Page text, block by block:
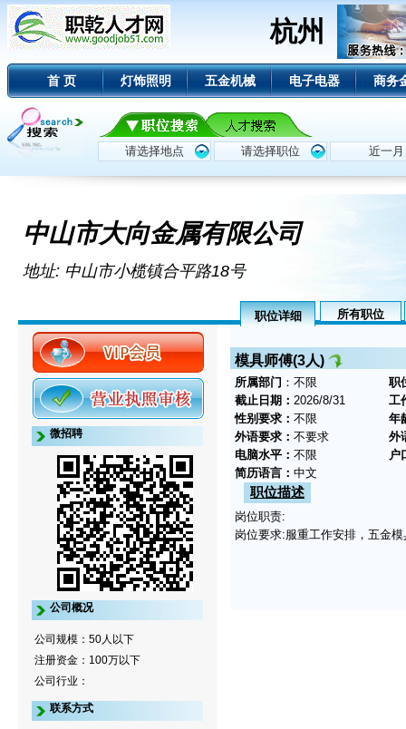
杭州
首 页 灯饰照明 五金机械 电子电器 商务
中山市大向金属有限公司
地址: 中山市小榄镇合平路18号
职位详细 所有职位
微招聘
公司概况
公司规模：50人以下
注册资金：100万以下
公司行业：
联系方式
模具师傅(3人)
所属部门 ：不限
职
截止日期： 2026/8/31
工
性别要求： 不限
年
外语要求： 不要求
外
电脑水平： 不限
户
简历语言： 中文
职位描述
岗位职责:
岗位要求:服重工作安排，五金